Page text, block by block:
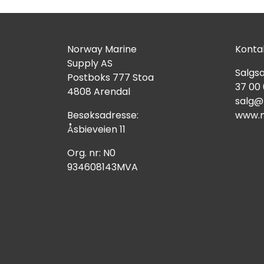
Norway Marine
Supply AS
Postboks 777 Stoa
4808 Arendal
Besøksadresse:
Åsbieveien 11
Org. nr: N0
934608143MVA
37 00